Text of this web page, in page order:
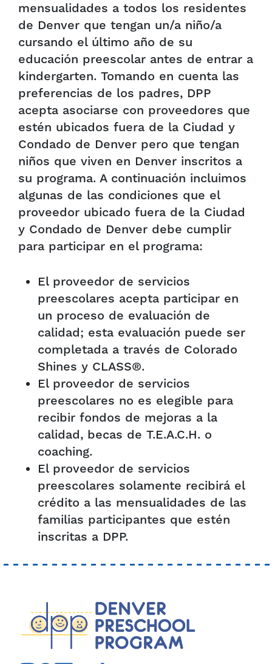
mensualidades a todos los residentes
de Denver que tengan un/a niño/a
cursando el último año de su
educación preescolar antes de entrar a
kindergarten. Tomando en cuenta las
preferencias de los padres, DPP
acepta asociarse con proveedores que
estén ubicados fuera de la Ciudad y
Condado de Denver pero que tengan
niños que viven en Denver inscritos a
su programa. A continuación incluimos
algunas de las condiciones que el
proveedor ubicado fuera de la Ciudad
y Condado de Denver debe cumplir
para participar en el programa:
El proveedor de servicios
preescolares acepta participar en
un proceso de evaluación de
calidad; esta evaluación puede ser
completada a través de Colorado
Shines y CLASS®.
El proveedor de servicios
preescolares no es elegible para
recibir fondos de mejoras a la
calidad, becas de T.E.A.C.H. o
coaching.
El proveedor de servicios
preescolares solamente recibirá el
crédito a las mensualidades de las
familias participantes que estén
inscritas a DPP.